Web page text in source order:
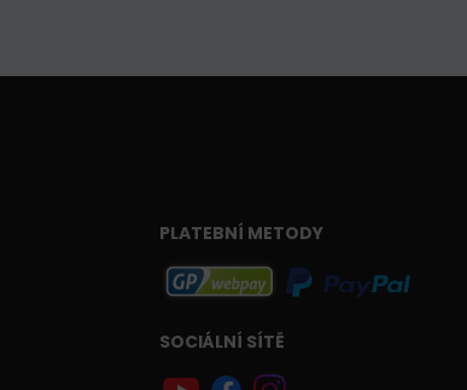
PLATEBNÍ METODY
SOCIÁLNÍ SÍTĚ